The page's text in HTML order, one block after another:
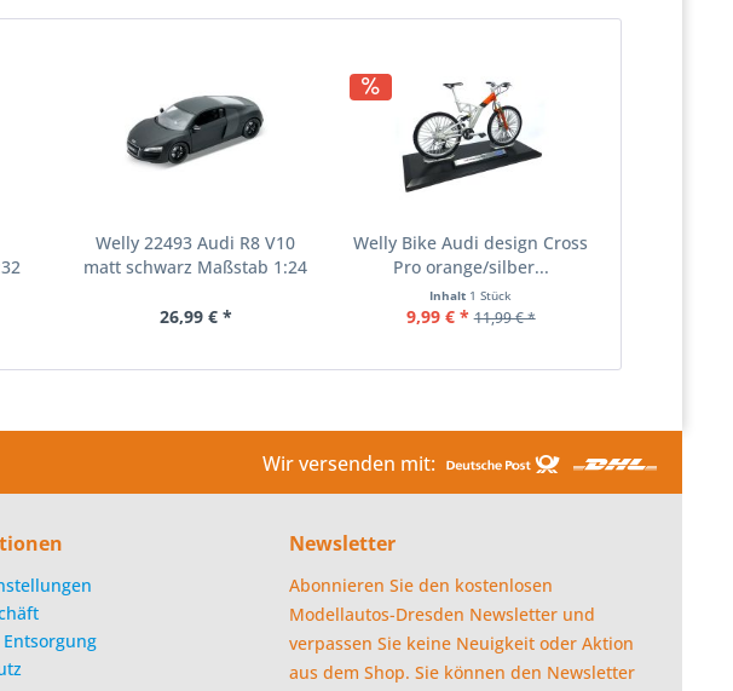
Welly 22493 Audi R8 V10
matt schwarz Maßstab 1:24
26,99 € *
Welly Bike Audi design Cross
Pro orange/silber...
Inhalt 1 Stück
9,99 € * 11,99 € *
Wir versenden mit:
Newsletter
Abonnieren Sie den kostenlosen
Modellautos-Dresden Newsletter und
verpassen Sie keine Neuigkeit oder Aktion
aus dem Shop. Sie können den Newsletter